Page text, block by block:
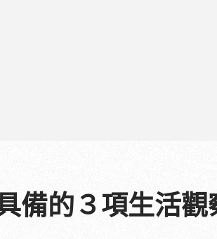
備的３項生活觀